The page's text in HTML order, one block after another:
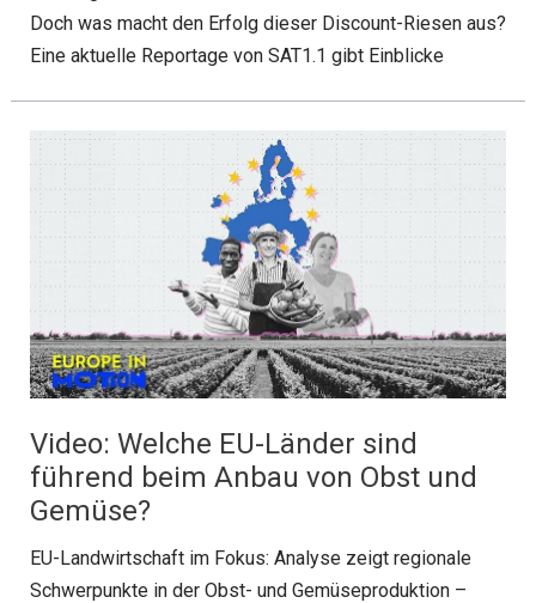
Doch was macht den Erfolg dieser Discount-Riesen aus?
Eine aktuelle Reportage von SAT1.1 gibt Einblicke
Video: Welche EU-Länder sind
führend beim Anbau von Obst und
Gemüse?
EU-Landwirtschaft im Fokus: Analyse zeigt regionale
Schwerpunkte in der Obst- und Gemüseproduktion –